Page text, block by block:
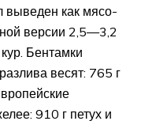
выведен как мясо-
версии 2,5—3,2
Бентамки
весят: 765 г
910 г петух и